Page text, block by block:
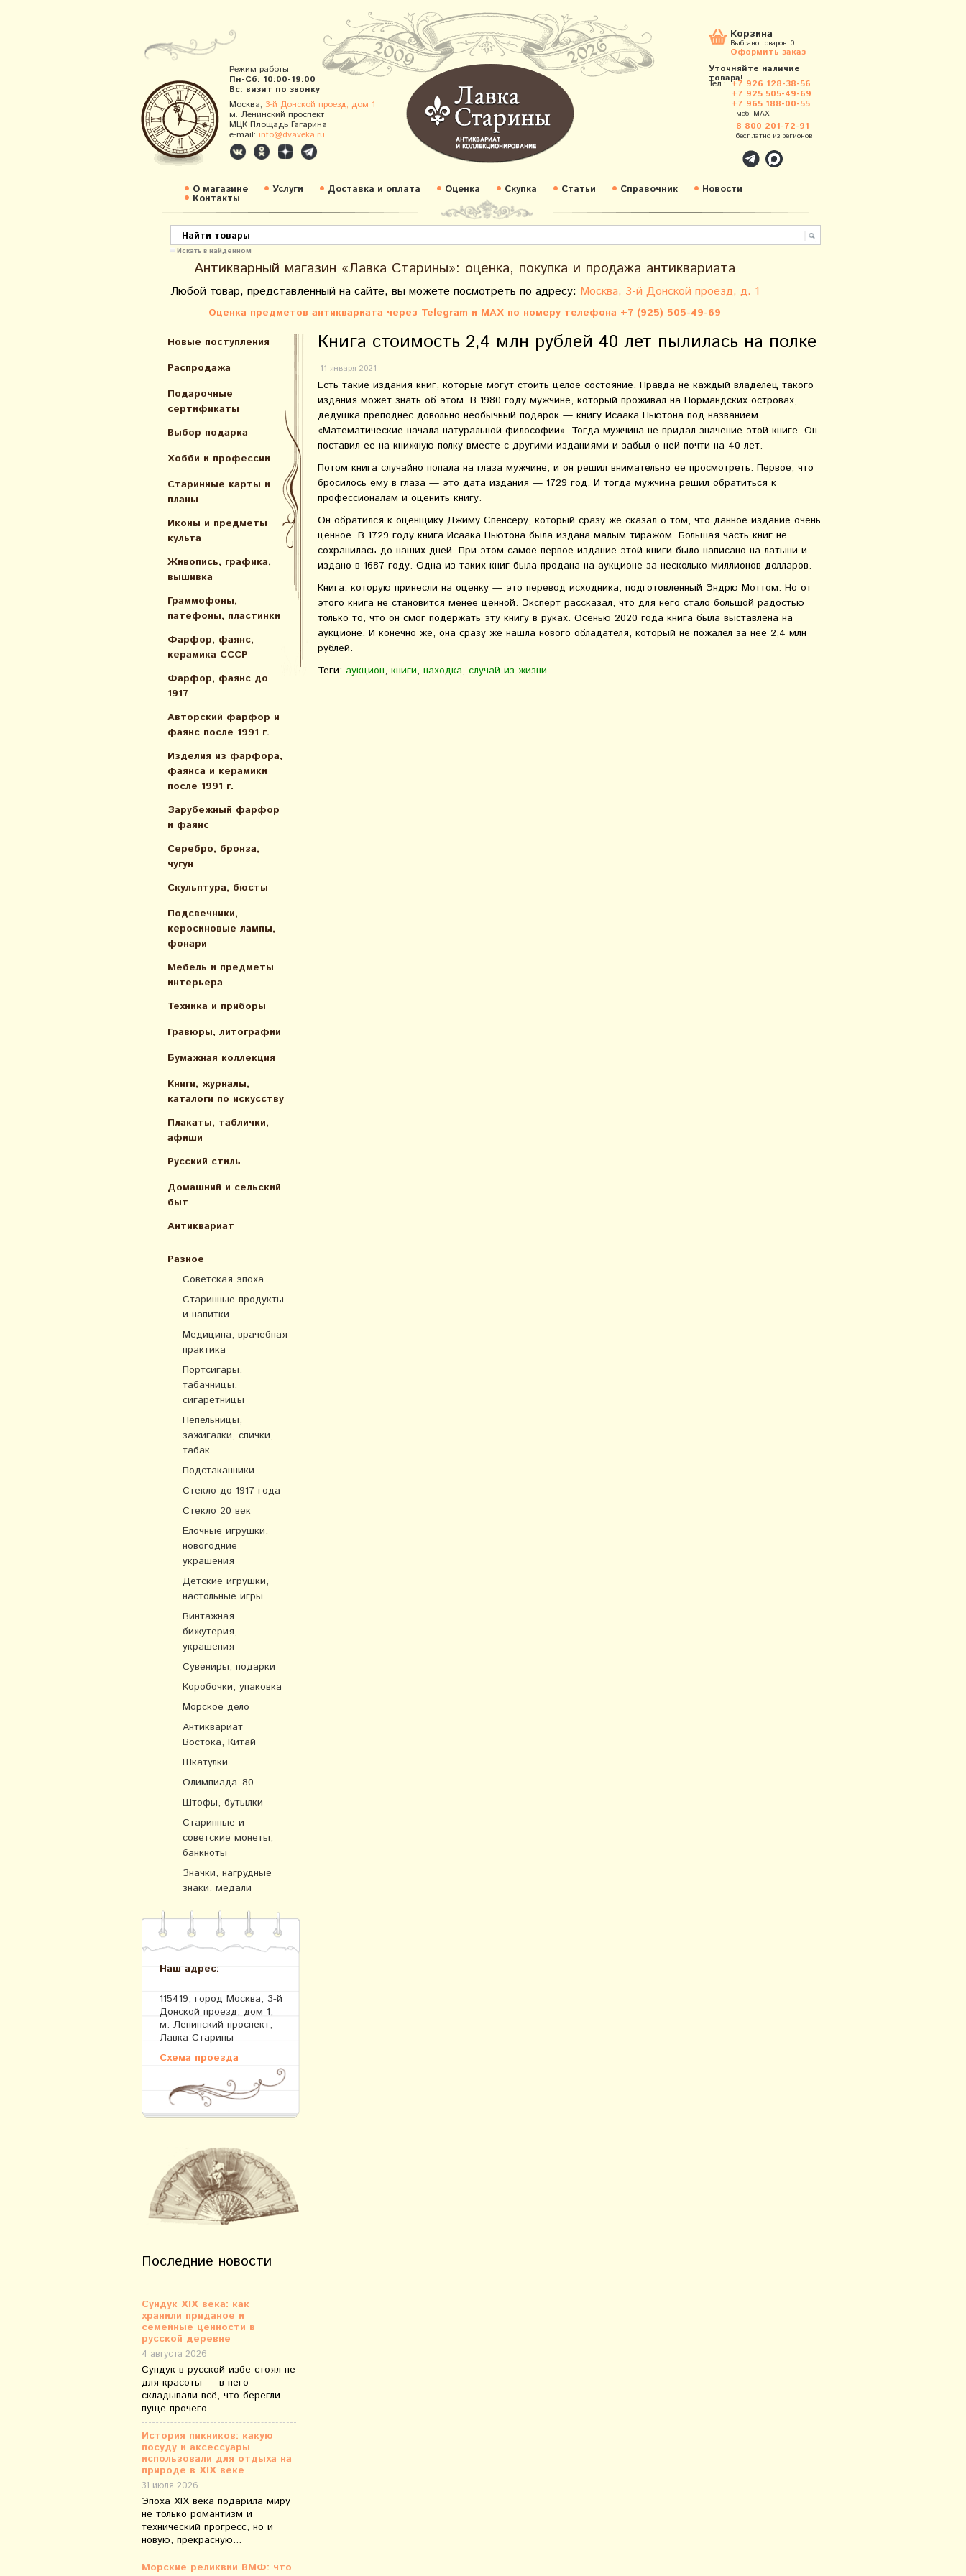
Режим работы
Пн-Сб: 10:00-19:00
Вс: визит по звонку
Москва, 3-й Донской проезд, дом 1
м. Ленинский проспект
МЦК Площадь Гагарина
e-mail: info@dvaveka.ru
Корзина
Выбрано товаров: 0
Оформить заказ
Уточняйте наличие
товара!
Тел.: +7 926 128-38-56
+7 925 505-49-69
+7 965 188-00-55
моб. MAX
8 800 201-72-91
бесплатно из регионов
О магазине Услуги Доставка и оплата Оценка Скупка Статьи Справочник Новости
Контакты
Искать в найденном
Антикварный магазин «Лавка Старины»: оценка, покупка и продажа антиквариата
Любой товар, представленный на сайте, вы можете посмотреть по адресу: Москва, 3-й Донской проезд, д. 1
Оценка предметов антиквариата через Telegram и MAX по номеру телефона +7 (925) 505-49-69
Новые поступления
Распродажа
Подарочные
сертификаты
Выбор подарка
Хобби и профессии
Старинные карты и
планы
Иконы и предметы
культа
Живопись, графика,
вышивка
Граммофоны,
патефоны, пластинки
Фарфор, фаянс,
керамика СССР
Фарфор, фаянс до
1917
Авторский фарфор и
фаянс после 1991 г.
Изделия из фарфора,
фаянса и керамики
после 1991 г.
Зарубежный фарфор
и фаянс
Серебро, бронза,
чугун
Скульптура, бюсты
Подсвечники,
керосиновые лампы,
фонари
Мебель и предметы
интерьера
Техника и приборы
Гравюры, литографии
Бумажная коллекция
Книги, журналы,
каталоги по искусcтву
Плакаты, таблички,
афиши
Русский стиль
Домашний и сельский
быт
Антиквариат
Разное
Советская эпоха
Старинные продукты
и напитки
Медицина, врачебная
практика
Портсигары,
табачницы,
сигаретницы
Пепельницы,
зажигалки, спички,
табак
Подстаканники
Стекло до 1917 года
Стекло 20 век
Елочные игрушки,
новогодние
украшения
Детские игрушки,
настольные игры
Винтажная
бижутерия,
украшения
Сувениры, подарки
Коробочки, упаковка
Морское дело
Антиквариат
Востока, Китай
Шкатулки
Олимпиада–80
Штофы, бутылки
Старинные и
советские монеты,
банкноты
Значки, нагрудные
знаки, медали
Наш адрес:
115419, город Москва, 3-й
Донской проезд, дом 1,
м. Ленинский проспект,
Лавка Старины
Схема проезда
Последние новости
Сундук XIX века: как
хранили приданое и
семейные ценности в
русской деревне
4 августа 2026
Сундук в русской избе стоял не
для красоты — в него
складывали всё, что берегли
пуще прочего....
История пикников: какую
посуду и аксессуары
использовали для отдыха на
природе в XIX веке
31 июля 2026
Эпоха XIX века подарила миру
не только романтизм и
технический прогресс, но и
новую, прекрасную...
Морские реликвии ВМФ: что
Книга стоимость 2,4 млн рублей 40 лет пылилась на полке
11 января 2021
Есть такие издания книг, которые могут стоить целое состояние. Правда не каждый владелец такого
издания может знать об этом. В 1980 году мужчине, который проживал на Нормандских островах,
дедушка преподнес довольно необычный подарок — книгу Исаака Ньютона под названием
«Математические начала натуральной философии». Тогда мужчина не придал значение этой книге. Он
поставил ее на книжную полку вместе с другими изданиями и забыл о ней почти на 40 лет.
Потом книга случайно попала на глаза мужчине, и он решил внимательно ее просмотреть. Первое, что
бросилось ему в глаза — это дата издания — 1729 год. И тогда мужчина решил обратиться к
профессионалам и оценить книгу.
Он обратился к оценщику Джиму Спенсеру, который сразу же сказал о том, что данное издание очень
ценное. В 1729 году книга Исаака Ньютона была издана малым тиражом. Большая часть книг не
сохранилась до наших дней. При этом самое первое издание этой книги было написано на латыни и
издано в 1687 году. Одна из таких книг была продана на аукционе за несколько миллионов долларов.
Книга, которую принесли на оценку — это перевод исходника, подготовленный Эндрю Моттом. Но от
этого книга не становится менее ценной. Эксперт рассказал, что для него стало большой радостью
только то, что он смог подержать эту книгу в руках. Осенью 2020 года книга была выставлена на
аукционе. И конечно же, она сразу же нашла нового обладателя, который не пожалел за нее 2,4 млн
рублей.
Теги: аукцион, книги, находка, случай из жизни